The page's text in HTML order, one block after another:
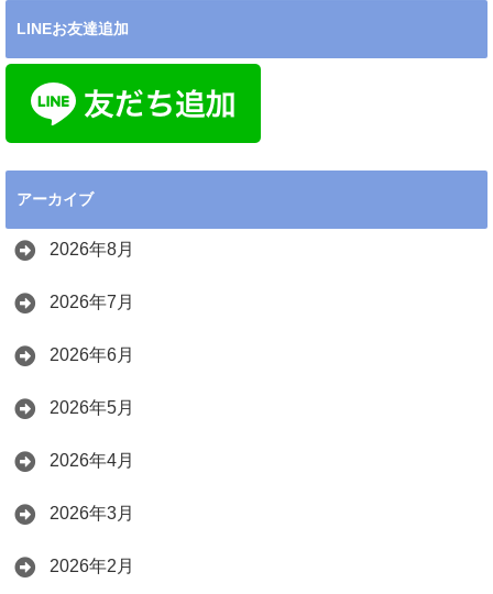
LINEお友達追加
アーカイブ
2026年8月
2026年7月
2026年6月
2026年5月
2026年4月
2026年3月
2026年2月